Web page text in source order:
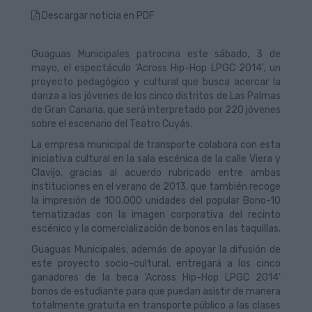
Descargar noticia en PDF
Guaguas Municipales patrocina este sábado, 3 de
mayo, el espectáculo ‘Across Hip-Hop LPGC 2014’, un
proyecto pedagógico y cultural que busca acercar la
danza a los jóvenes de los cinco distritos de Las Palmas
de Gran Canaria, que será interpretado por 220 jóvenes
sobre el escenario del Teatro Cuyás.
La empresa municipal de transporte colabora con esta
iniciativa cultural en la sala escénica de la calle Viera y
Clavijo, gracias al acuerdo rubricado entre ambas
instituciones en el verano de 2013, que también recoge
la impresión de 100.000 unidades del popular Bono-10
tematizadas con la imagen corporativa del recinto
escénico y la comercialización de bonos en las taquillas.
Guaguas Municipales, además de apoyar la difusión de
este proyecto socio-cultural, entregará a los cinco
ganadores de la beca ‘Across Hip-Hop LPGC 2014’
bonos de estudiante para que puedan asistir de manera
totalmente gratuita en transporte público a las clases